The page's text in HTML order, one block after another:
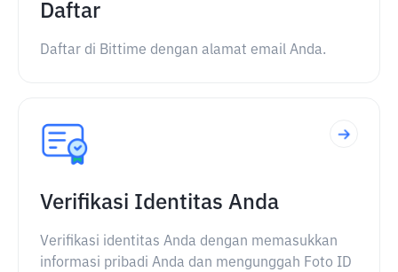
Daftar
Daftar di Bittime dengan alamat email Anda.
Verifikasi Identitas Anda
Verifikasi identitas Anda dengan memasukkan
informasi pribadi Anda dan mengunggah Foto ID